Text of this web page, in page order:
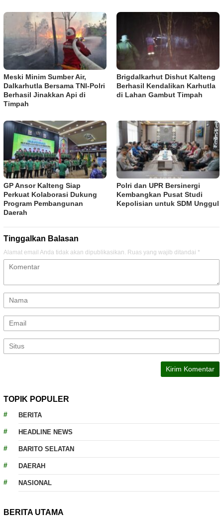
Meski Minim Sumber Air,
Dalkarhutla Bersama TNI-Polri
Berhasil Jinakkan Api di
Timpah
Brigdalkarhut Dishut Kalteng
Berhasil Kendalikan Karhutla
di Lahan Gambut Timpah
GP Ansor Kalteng Siap
Perkuat Kolaborasi Dukung
Program Pembangunan
Daerah
Polri dan UPR Bersinergi
Kembangkan Pusat Studi
Kepolisian untuk SDM Unggul
Tinggalkan Balasan
Alamat email Anda tidak akan dipublikasikan. Ruas yang wajib ditandai *
TOPIK POPULER
BERITA
HEADLINE NEWS
BARITO SELATAN
DAERAH
NASIONAL
BERITA UTAMA